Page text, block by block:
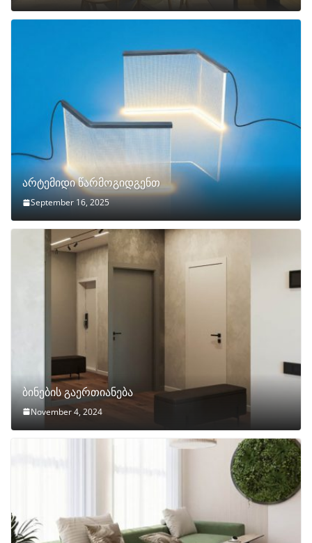
არტემიდი წარმოგიდგენთ
September 16, 2025
ბინების გაერთიანება
November 4, 2024